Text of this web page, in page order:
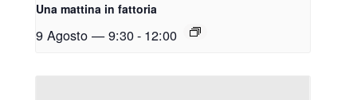
Una mattina in fattoria
9 Agosto — 9:30- 12:00